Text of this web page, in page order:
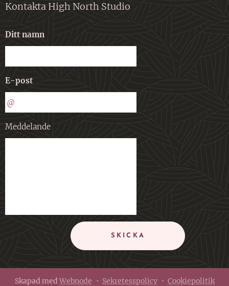
Kontakta High North Studio
Ditt namn
E-post
Meddelande
SKICKA
Skapad med Webnode Sekretesspolicy Cookiepolitik